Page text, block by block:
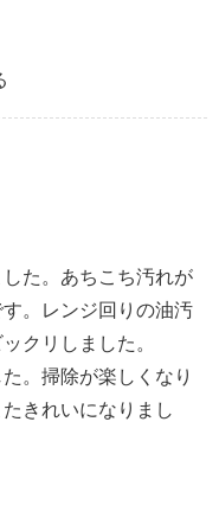
た。あちこち汚れが
。レンジ回りの油汚
クリしました。
。掃除が楽しくなり
きれいになりまし